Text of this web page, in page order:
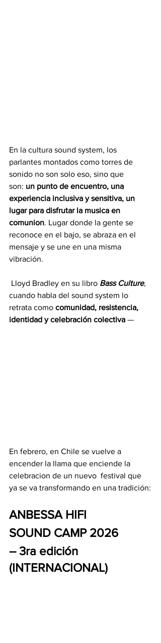
En la cultura sound system, los
parlantes montados como torres de
sonido no son solo eso, sino que
son: un punto de encuentro, una
experiencia inclusiva y sensitiva, un
lugar para disfrutar la musica en
comunion. Lugar donde la gente se
reconoce en el bajo, se abraza en el
mensaje y se une en una misma
vibración.
Lloyd Bradley en su libro Bass Culture,
cuando habla del sound system lo
retrata como comunidad, resistencia,
identidad y celebración colectiva —
En febrero, en Chile se vuelve a
encender la llama que enciende la
celebracion de un nuevo  festival que
ya se va transformando en una tradición:
ANBESSA HIFI
SOUND CAMP 2026
– 3ra edición
(INTERNACIONAL)